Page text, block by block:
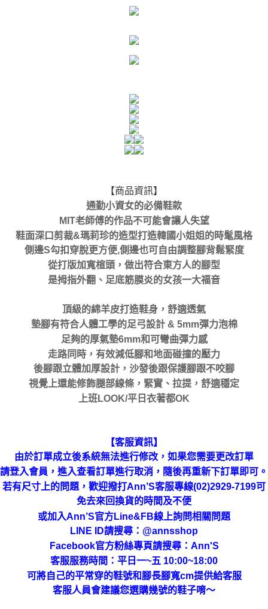
【商品資訊】
通勤小資女的必備鞋款
MIT老師傅的作品不可能會讓人失望
鞋面深口剪裁&瑪莉珍的造型打造韓國小姐姐的時髦風格
側邊S勾扣穿脫更方便,側邊也可自由調整腳背鬆緊度
從打版加寬楦頭，做出符合東方人的腳型
是拇指外翻、足底筋膜炎的女孩一大福音
頂級的綿羊皮打造鞋身，舒適透氣
墊腳有符合人體工學的足弓設計 & 5mm彈力泡棉
足夠的厚氣墊6mm和可彎曲彈力感
走路同時，有效減低腳和地面碰撞的壓力
後腳跟立體加厚設計，沙發後跟保護腳跟不咬腳
視覺上還能修飾腿部線條，緊實、拉提，舒適穩定
上班LOOK/平日衣著都OK
【客服資訊】
由於訂單成立後系統無法進行修改，如果您需要更改訂單
請登入會員，進入查看訂單進行取消，隨後再重新下訂單即可。
若有尺寸上的問題，歡迎撥打Ann’S客服專線(02)2929-7199可
免去來回換貨的時間及不便
或加入Ann’S官方Line&FB線上詢問相關問題
LINE ID請搜尋 ： @annsshop
Facebook官方粉絲專頁請搜尋：Ann'S
客服服務時間：平日一~五 10:00~18:00
可將自己的平常穿的鞋號和腳長腳寬cm提供給客服
客服人員會建議您選購幾號的鞋子唷～